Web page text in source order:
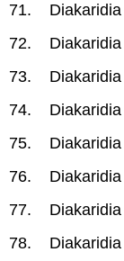
Diakaridia
Diakaridia
Diakaridia
Diakaridia
Diakaridia
Diakaridia
Diakaridia
Diakaridia